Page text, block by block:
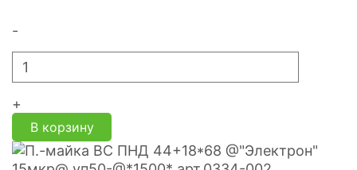
-
+
В корзину